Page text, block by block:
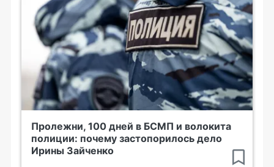
Пролежни, 100 дней в БСМП и волокита
полиции: почему застопорилось дело
Ирины Зайченко